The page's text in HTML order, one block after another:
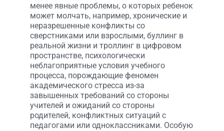
менее явные проблемы, о которых ребенок
может молчать, например, хронические и
неразрешенные конфликты со
сверстниками или взрослыми, буллинг в
реальной жизни и троллинг в цифровом
пространстве, психологически
неблагоприятные условия учебного
процесса, порождающие феномен
академического стресса из-за
завышенных требований со стороны
учителей и ожиданий со стороны
родителей, конфликтных ситуаций с
педагогами или одноклассниками. Особую